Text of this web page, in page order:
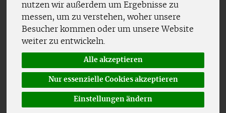
nutzen wir außerdem um Ergebnisse zu
messen, um zu verstehen, woher unsere
Besucher kommen oder um unsere Website
weiter zu entwickeln.
Alle akzeptieren
Nur essenzielle Cookies akzeptieren
Einstellungen ändern